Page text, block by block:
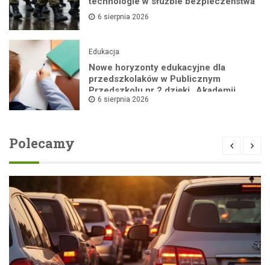
6 sierpnia 2026
Edukacja
Nowe horyzonty edukacyjne dla
przedszkolaków w Publicznym
Przedszkolu nr 2 dzięki „Akademii
Super Przedszkolaka”
6 sierpnia 2026
Polecamy